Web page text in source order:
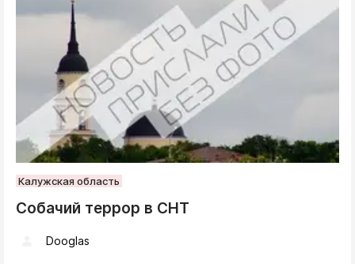
Калужская область
Собачий террор в СНТ
Dooglas